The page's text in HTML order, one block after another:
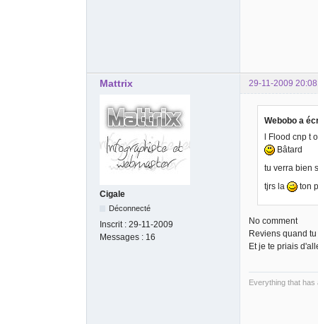
Mattrix 29-11-2009
Cigale
Déconnecté
Inscrit : 29-11-2009
Messages : 16
Webobo a
l Flood cnp t
Bâtard
tu verra bien
tjrs la
ton
No comment
Reviens quand
Et je te priais
Everything that has